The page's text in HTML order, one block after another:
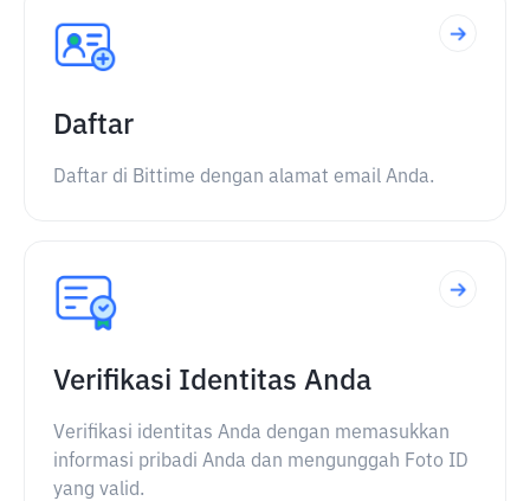
Daftar
Daftar di Bittime dengan alamat email Anda.
Verifikasi Identitas Anda
Verifikasi identitas Anda dengan memasukkan
informasi pribadi Anda dan mengunggah Foto ID
yang valid.